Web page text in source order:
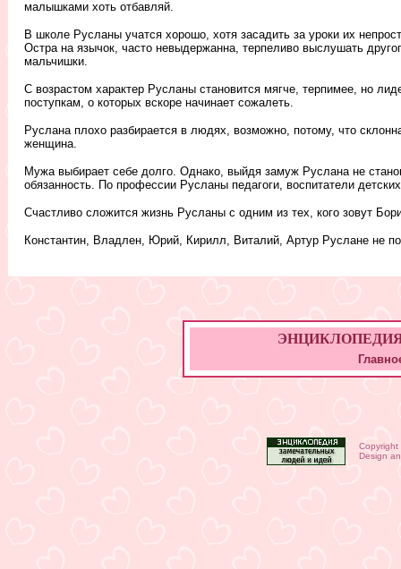
малышками хоть отбавляй.
В школе Русланы учатся хорошо, хотя засадить за уроки их
Остра на язычок, часто невыдержанна, терпеливо выслушать
мальчишки.
С возрастом характер Русланы становится мягче, терпимее, но
поступкам, о которых вскоре начинает сожалеть.
Руслана плохо разбирается в людях, возможно, потому, что
женщина.
Мужа выбирает себе долго. Однако, выйдя замуж Руслана не
обязанность. По профессии Русланы педагоги, воспитатели
Счастливо сложится жизнь Русланы с одним из тех, кого зовут
Константин, Владлен, Юрий, Кирилл, Виталий, Артур Руслане не
ЭНЦИКЛОПЕДИЯ
Copyright
Design